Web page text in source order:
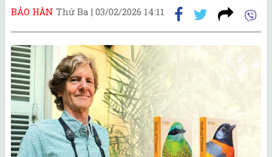
BẢO HÂN Thứ Ba | 03/02/2026 14:11